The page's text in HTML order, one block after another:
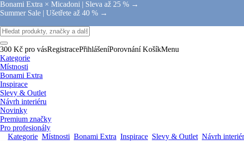
Bonami Extra × Micadoni | Sleva až 25 % →
Summer Sale | Ušetřete až 40 % →
300 Kč pro vásRegistracePřihlášeníPorovnání KošíkMenu
Kategorie
Místnosti
Bonami Extra
Inspirace
Slevy & Outlet
Návrh interiéru
Novinky
Premium značky
Pro profesionály
Kategorie Místnosti Bonami Extra Inspirace Slevy & Outlet Návrh